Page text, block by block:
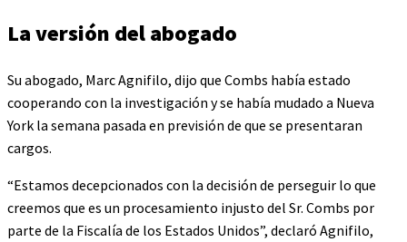
La versión del abogado
Su abogado, Marc Agnifilo, dijo que Combs había estado
cooperando con la investigación y se había mudado a Nueva
York la semana pasada en previsión de que se presentaran
cargos.
“Estamos decepcionados con la decisión de perseguir lo que
creemos que es un procesamiento injusto del Sr. Combs por
parte de la Fiscalía de los Estados Unidos”, declaró Agnifilo,